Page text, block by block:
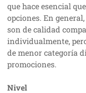
que hace esencial
opciones. En
son de calidad
individualmente,
de menor categoría
promociones.
Nivel